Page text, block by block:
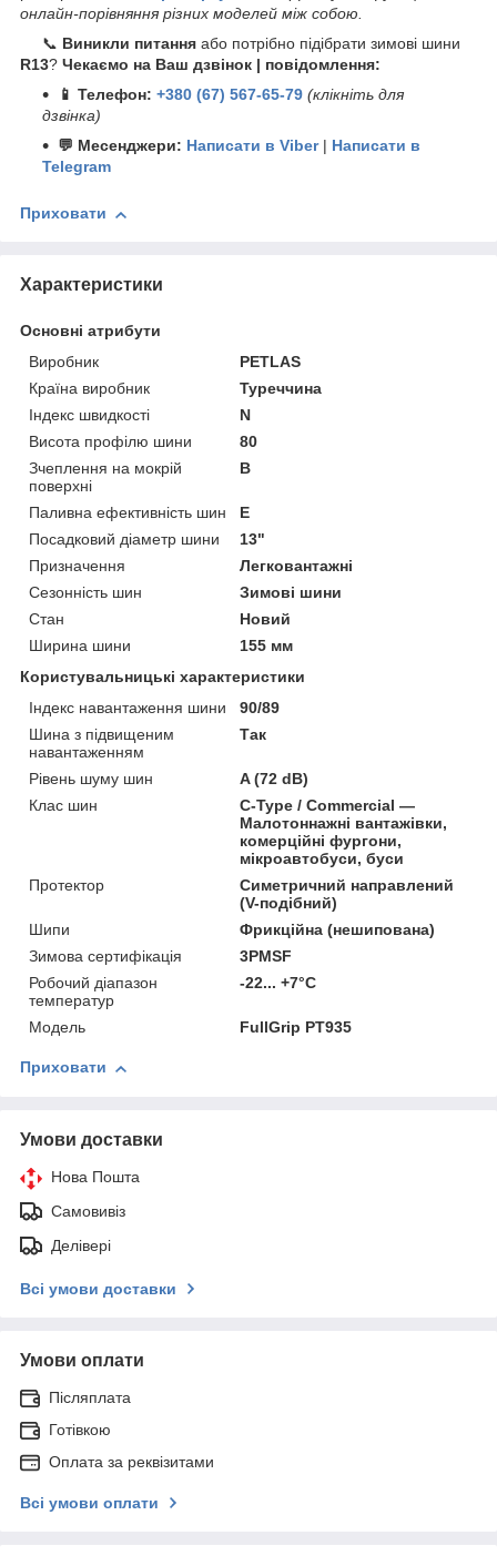
онлайн-порівняння різних моделей між собою.
📞 Виникли питання або потрібно підібрати зимові шини
R13? Чекаємо на Ваш дзвінок | повідомлення:
📱 Телефон: +380 (67) 567-65-79 (клікніть для
дзвінка)
💬 Месенджери: Написати в Viber| Написати в
Telegram
Приховати
Характеристики
Основні атрибути
Виробник
PETLAS
Країна виробник
Туреччина
Індекс швидкості
N
Висота профілю шини
80
Зчеплення на мокрій
поверхні
B
Паливна ефективність шин
E
Посадковий діаметр шини
13"
Призначення
Легковантажні
Сезонність шин
Зимові шини
Стан
Новий
Ширина шини
155 мм
Користувальницькі характеристики
Індекс навантаження шини
90/89
Шина з підвищеним
навантаженням
Так
Рівень шуму шин
A (72 dB)
Клас шин
C-Type / Commercial —
Малотоннажні вантажівки,
комерційні фургони,
мікроавтобуси, буси
Протектор
Симетричний направлений
(V-подібний)
Шипи
Фрикційна (нешипована)
Зимова сертифікація
3PMSF
Робочий діапазон
температур
-22... +7°C
Мoдель FullGrip PT935
Приховати
Умови доставки
Нова Пошта
Самовивіз
Делівері
Всі умови доставки
Умови оплати
Післяплата
Готівкою
Оплата за реквізитами
Всі умови оплати